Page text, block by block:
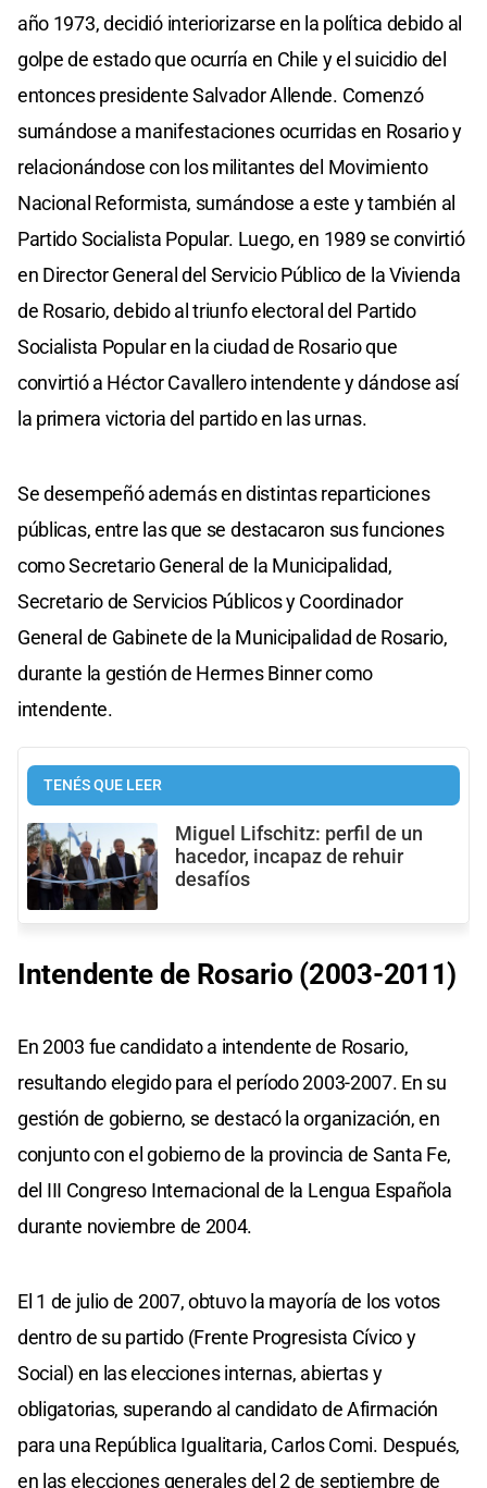
año 1973, decidió interiorizarse en la política debido al
golpe de estado que ocurría en Chile y el suicidio del
entonces presidente Salvador Allende. Comenzó
sumándose a manifestaciones ocurridas en Rosario y
relacionándose con los militantes del Movimiento
Nacional Reformista, sumándose a este y también al
Partido Socialista Popular. Luego, en 1989 se convirtió
en Director General del Servicio Público de la Vivienda
de Rosario, debido al triunfo electoral del Partido
Socialista Popular en la ciudad de Rosario que
convirtió a Héctor Cavallero intendente y dándose así
la primera victoria del partido en las urnas.
Se desempeñó además en distintas reparticiones
públicas, entre las que se destacaron sus funciones
como Secretario General de la Municipalidad,
Secretario de Servicios Públicos y Coordinador
General de Gabinete de la Municipalidad de Rosario,
durante la gestión de Hermes Binner como
intendente.
TENÉS QUE LEER
Miguel Lifschitz: perfil de un
hacedor, incapaz de rehuir
desafíos
Intendente de Rosario (2003-2011)
En 2003 fue candidato a intendente de Rosario,
resultando elegido para el período 2003-2007. En su
gestión de gobierno, se destacó la organización, en
conjunto con el gobierno de la provincia de Santa Fe,
del III Congreso Internacional de la Lengua Española
durante noviembre de 2004.
El 1 de julio de 2007, obtuvo la mayoría de los votos
dentro de su partido (Frente Progresista Cívico y
Social) en las elecciones internas, abiertas y
obligatorias, superando al candidato de Afirmación
para una República Igualitaria, Carlos Comi. Después,
en las elecciones generales del 2 de septiembre de